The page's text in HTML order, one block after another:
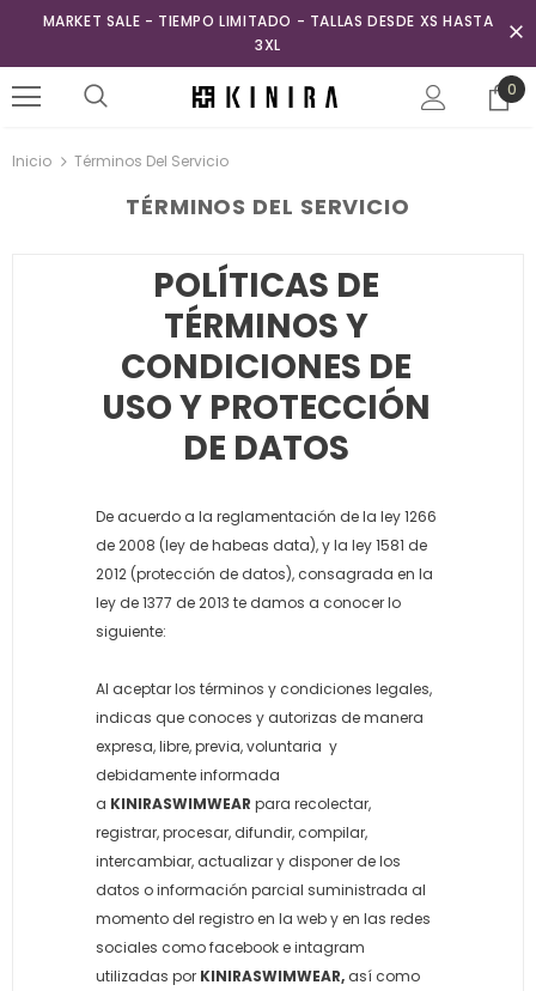
MARKET SALE - TIEMPO LIMITADO - TALLAS DESDE XS HASTA
3XL
0
Inicio Términos Del Servicio
TÉRMINOS DEL SERVICIO
POLÍTICAS DE
TÉRMINOS Y
CONDICIONES DE
USO Y PROTECCIÓN
DE DATOS
De acuerdo a la reglamentación de la ley 1266
de 2008 (ley de habeas data), y la ley 1581 de
2012 (protección de datos), consagrada en la
ley de 1377 de 2013 te damos a conocer lo
siguiente:
Al aceptar los términos y condiciones legales,
indicas que conoces y autorizas de manera
expresa, libre, previa, voluntaria y
debidamente informada
a KINIRASWIMWEAR para recolectar,
registrar, procesar, difundir, compilar,
intercambiar, actualizar y disponer de los
datos o información parcial suministrada al
momento del registro en la web y en las redes
sociales como facebook e intagram
utilizadas por KINIRASWIMWEAR, así como